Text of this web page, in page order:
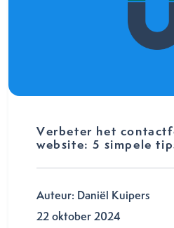
Verbeter het
website: 5 simpele
Auteur: Daniël Kuipers
22 oktober 2024